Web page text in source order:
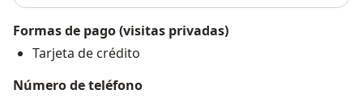
Formas de pago (visitas privadas)
Tarjeta de crédito
Número de teléfono